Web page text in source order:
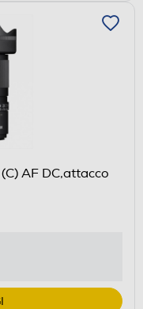
AF DC,attacco